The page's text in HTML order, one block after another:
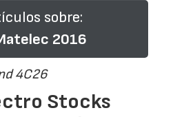
sobre:
2016
4C26
Stocks